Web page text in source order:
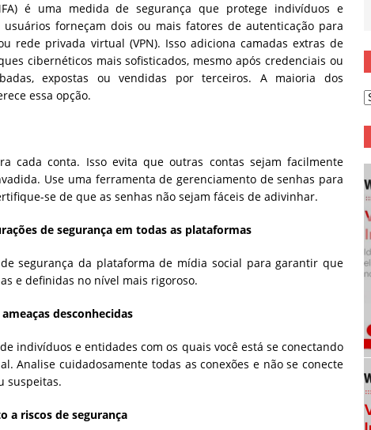
é uma medida de segurança que protege indivíduos e
forneçam dois ou mais fatores de autenticação para
rede privada virtual (VPN). Isso adiciona camadas extras de
cibernéticos mais sofisticados, mesmo após credenciais ou
expostas ou vendidas por terceiros. A maioria dos
essa opção.
cada conta. Isso evita que outras contas sejam facilmente
Use uma ferramenta de gerenciamento de senhas para
se de que as senhas não sejam fáceis de adivinhar.
de segurança em todas as plataformas
segurança da plataforma de mídia social para garantir que
e definidas no nível mais rigoroso.
desconhecidas
indivíduos e entidades com os quais você está se conectando
Analise cuidadosamente todas as conexões e não se conecte
suspeitas.
a riscos de segurança